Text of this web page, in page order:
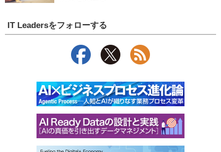
IT Leadersをフォローする